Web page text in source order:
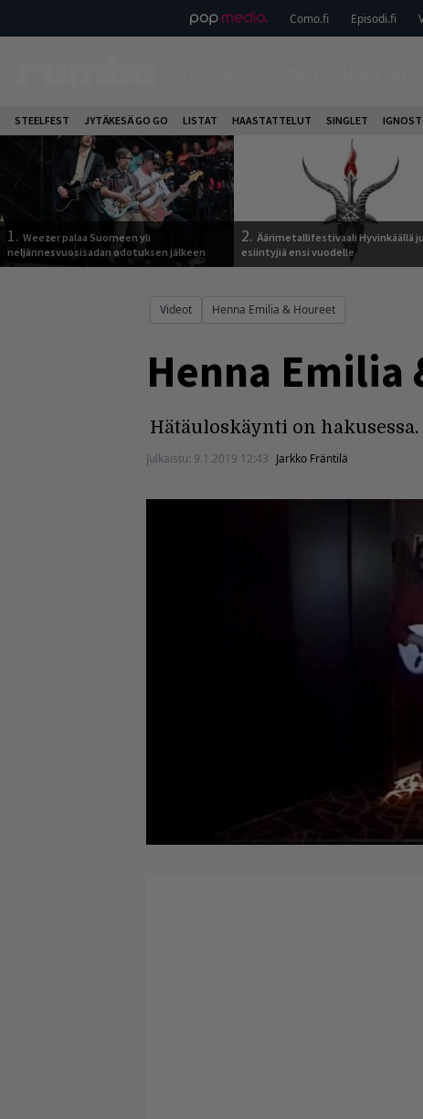
Como.fi Episodi.fi
STEELFEST JYTÄKESÄ GO GO LISTAT HAASTATTELUT SINGLET
1. Weezer palaa Suomeen yli
neljännesvuosisadan odotuksen jälkeen
2. Äärimetallifestivaali Hyvinkäällä
esiintyjiä ensi vuodelle
Videot Henna Emilia & Houreet
Henna
Hätäuloskäynti on hakusessa.
Julkaistu: 9.1.2019 12:43 Jarkko Fräntilä